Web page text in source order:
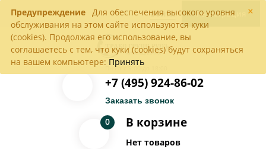
×
Предупреждение Для обеспечения высокого уровня
обслуживания на этом сайте используются куки
(cookies). Продолжая его использование, вы
соглашаетесь с тем, что куки (cookies) будут сохраняться
на вашем компьютере: Принять
Войти Регистрация
Пн-Пт с 9:00 до 18:00
+7 (495) 924-86-02
Заказать звонок
В корзине
0
Нет товаров